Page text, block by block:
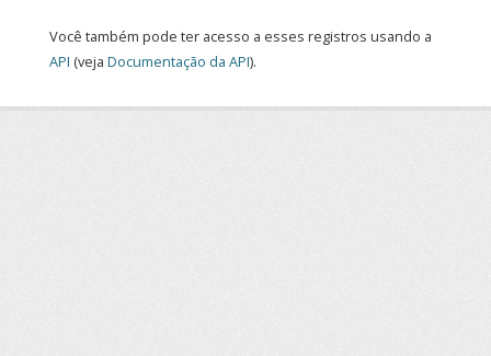
Você também pode ter acesso a esses registros usando a
API (veja Documentação da API).